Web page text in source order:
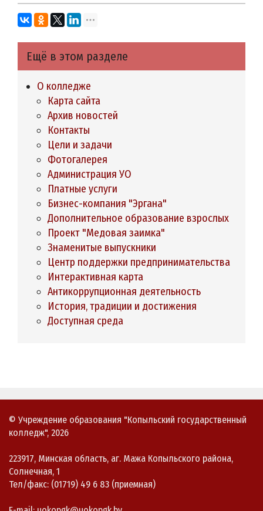
Ещё в этом разделе
О колледже
Карта сайта
Архив новостей
Контакты
Цели и задачи
Фотогалерея
Администрация УО
Платные услуги
Бизнес-компания "Эргана"
Дополнительное образование взрослых
Проект "Медовая заимка"
Знаменитые выпускники
Центр поддержки предпринимательства
Интерактивная карта
Антикоррупционная деятельность
История, традиции и достижения
Доступная среда
© Учреждение образования "Копыльский государственный
колледж", 2026
223917, Минская область, аг. Мажа Копыльского района,
Солнечная, 1
Тел/факс: (01719) 49 6 83 (приемная)